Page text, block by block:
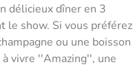
délicieux dîner en 3
le show. Si vous préférez
ou une boisson
vivre ''Amazing'', une